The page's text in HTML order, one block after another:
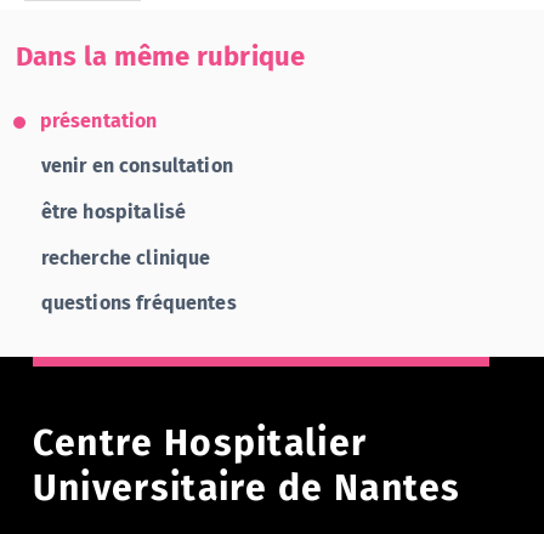
Dans la même rubrique
présentation
venir en consultation
être hospitalisé
recherche clinique
questions fréquentes
Centre Hospitalier
Universitaire de Nantes